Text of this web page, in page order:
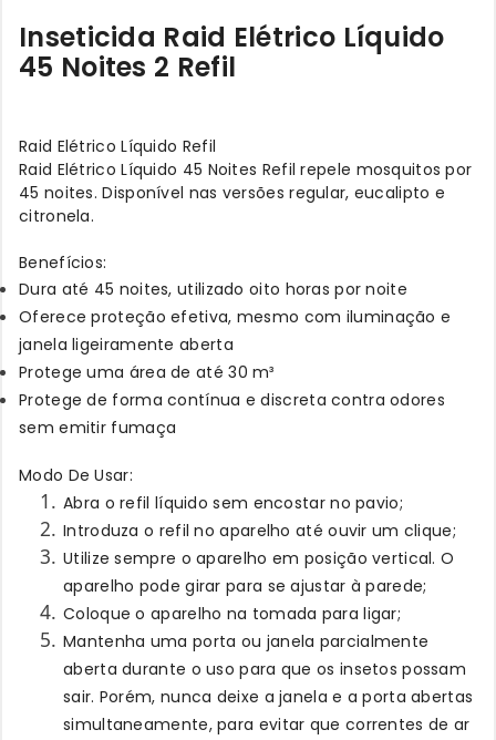
Inseticida Raid Elétrico Líquido
45 Noites 2 Refil
Raid Elétrico Líquido Refil
Raid Elétrico Líquido 45 Noites Refil repele mosquitos por
45 noites. Disponível nas versões regular, eucalipto e
citronela.
Benefícios:
Dura até 45 noites, utilizado oito horas por noite
Oferece proteção efetiva, mesmo com iluminação e
janela ligeiramente aberta
Protege uma área de até 30 m³
Protege de forma contínua e discreta contra odores
sem emitir fumaça
Modo De Usar:
Abra o refil líquido sem encostar no pavio;
Introduza o refil no aparelho até ouvir um clique;
Utilize sempre o aparelho em posição vertical. O
aparelho pode girar para se ajustar à parede;
Coloque o aparelho na tomada para ligar;
Mantenha uma porta ou janela parcialmente
aberta durante o uso para que os insetos possam
sair. Porém, nunca deixe a janela e a porta abertas
simultaneamente, para evitar que correntes de ar